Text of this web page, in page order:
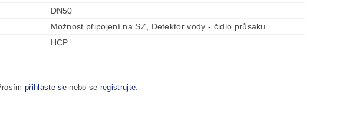
DN50
Možnost připojení na SZ, Detektor vody - čidlo průsaku
HCP
přihlaste senebo se registrujte